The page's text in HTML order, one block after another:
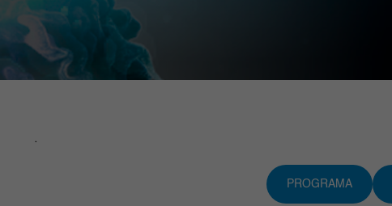
.
PROGRAMA